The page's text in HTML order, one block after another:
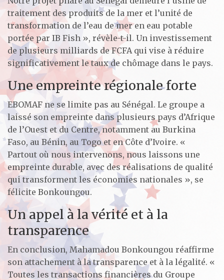
traitement des produits de la mer et l’unité de
transformation de l’eau de mer en eau potable
portée par IB Fish », révèle-t-il. Un investissement
de plusieurs milliards de FCFA qui vise à réduire
significativement le taux de chômage dans le pays.
Une empreinte régionale forte
EBOMAF ne se limite pas au Sénégal. Le groupe a
laissé son empreinte dans plusieurs pays d’Afrique
de l’Ouest et du Centre, notamment au Burkina
Faso, au Bénin, au Togo et en Côte d’Ivoire. «
Partout où nous intervenons, nous laissons une
empreinte durable, avec des réalisations de qualité
qui transforment les économies nationales », se
félicite Bonkoungou.
Un appel à la vérité et à la
transparence
En conclusion, Mahamadou Bonkoungou réaffirme
son attachement à la transparence et à la légalité. «
Toutes les transactions financières du Groupe